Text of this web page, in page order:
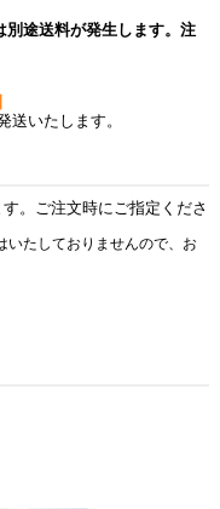
途送料が発生します。注
送いたします。
。ご注文時にご指定くださ
たしておりませんので、お